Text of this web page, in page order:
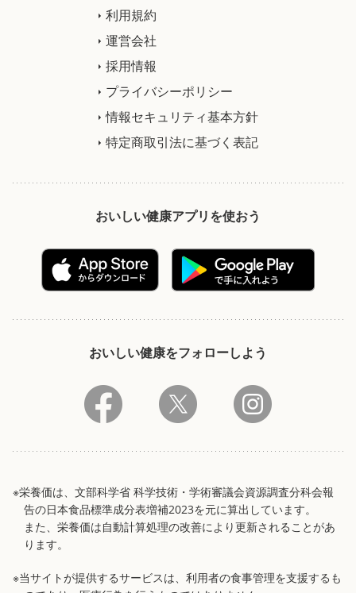
利用規約
運営会社
採用情報
プライバシーポリシー
情報セキュリティ基本方針
特定商取引法に基づく表記
おいしい健康アプリを使おう
おいしい健康をフォローしよう
※栄養価は、文部科学省 科学技術・学術審議会資源調査分科会報
告の日本食品標準成分表増補2023を元に算出しています。
また、栄養価は自動計算処理の改善により更新されることがあ
ります。
※当サイトが提供するサービスは、利用者の食事管理を支援するも